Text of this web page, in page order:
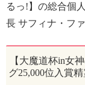
るっ!】の総合個
長 サフィナ・フ
【大魔道杯in女
グ25,000位入賞